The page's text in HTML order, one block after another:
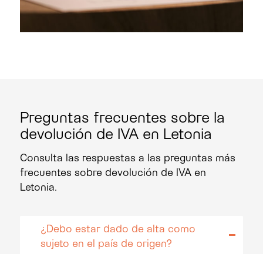
Preguntas frecuentes sobre la
devolución de IVA en Letonia
Consulta las respuestas a las preguntas más
frecuentes sobre devolución de IVA en
Letonia.
¿Debo estar dado de alta como
sujeto en el país de origen?